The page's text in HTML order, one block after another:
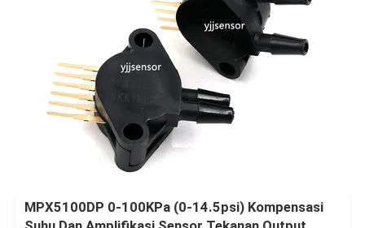
MPX5100DP 0-100KPa (0-14.5psi) Kompensasi